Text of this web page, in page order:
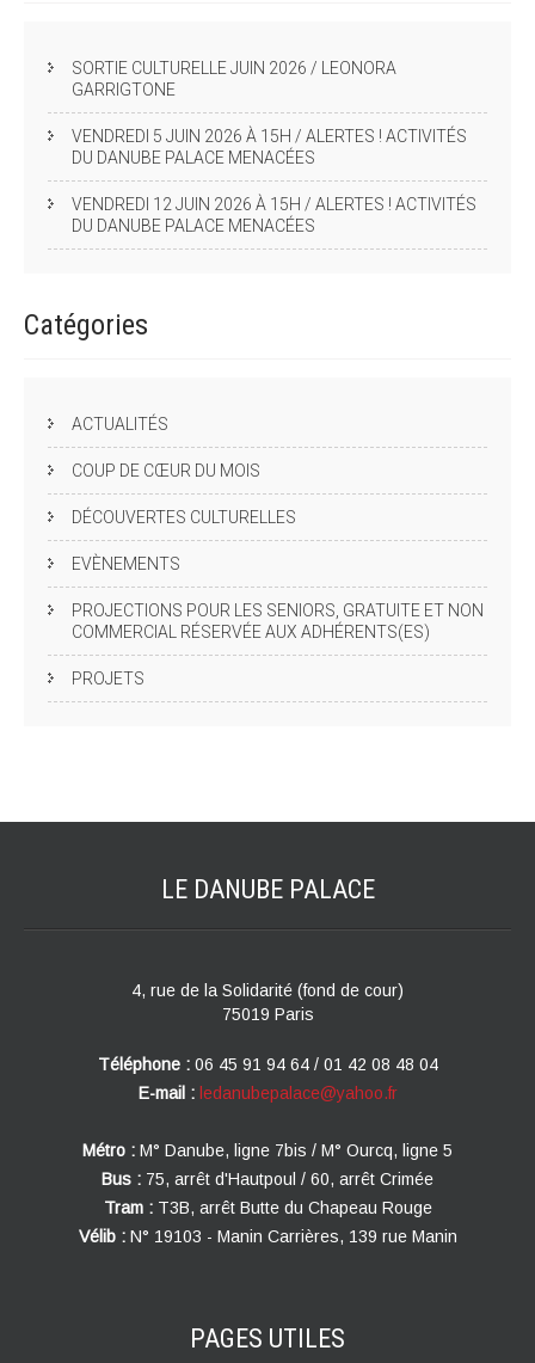
SORTIE CULTURELLE JUIN 2026 / LEONORA
GARRIGTONE
VENDREDI 5 JUIN 2026 À 15H / ALERTES ! ACTIVITÉS
DU DANUBE PALACE MENACÉES
VENDREDI 12 JUIN 2026 À 15H / ALERTES ! ACTIVITÉS
DU DANUBE PALACE MENACÉES
Catégories
ACTUALITÉS
COUP DE CŒUR DU MOIS
DÉCOUVERTES CULTURELLES
EVÈNEMENTS
PROJECTIONS POUR LES SENIORS, GRATUITE ET NON
COMMERCIAL RÉSERVÉE AUX ADHÉRENTS(ES)
PROJETS
LE DANUBE PALACE
4, rue de la Solidarité (fond de cour)
75019 Paris
Téléphone : 06 45 91 94 64 / 01 42 08 48 04
E-mail : ledanubepalace@yahoo.fr
Métro : M° Danube, ligne 7bis / M° Ourcq, ligne 5
Bus : 75, arrêt d'Hautpoul / 60, arrêt Crimée
Tram : T3B, arrêt Butte du Chapeau Rouge
Vélib : N° 19103 - Manin Carrières, 139 rue Manin
PAGES UTILES